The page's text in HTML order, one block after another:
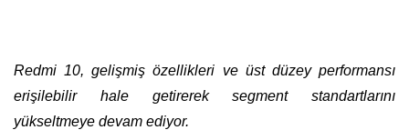
Redmi 10, gelişmiş özellikleri ve üst düzey performansı
erişilebilir hale getirerek segment standartlarını
yükseltmeye devam ediyor.